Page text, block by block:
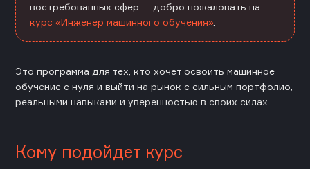
востребованных сфер — добро пожаловать на
курс «Инженер машинного обучения».
Это программа для тех, кто хочет освоить машинное
обучение с нуля и выйти на рынок с сильным портфолио,
реальными навыками и уверенностью в своих силах.
Кому подойдет курс